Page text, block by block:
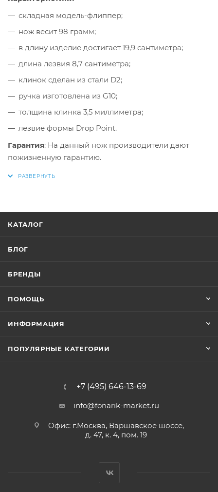
складная модель-флиппер;
нож весит 98 грамм;
в длину изделие достигает 19,9 сантиметра;
длина лезвия 8,7 сантиметра;
клинок сделан из стали D2;
ручка изготовлена из G10;
толщина клинка 3,5 миллиметра;
лезвие формы Drop Point.
Гарантия: На данный нож производители дают
пожизненную гарантию.
КАТАЛОГ
БЛОГ
БРЕНДЫ
ПОМОЩЬ
ИНФОРМАЦИЯ
ПОПУЛЯРНЫЕ КАТЕГОРИИ
+7 (495) 646-13-69
info@fonarik-market.ru
Офис: г.Москва, Варшавское шоссе,
д. 47, к. 4, пом. 19